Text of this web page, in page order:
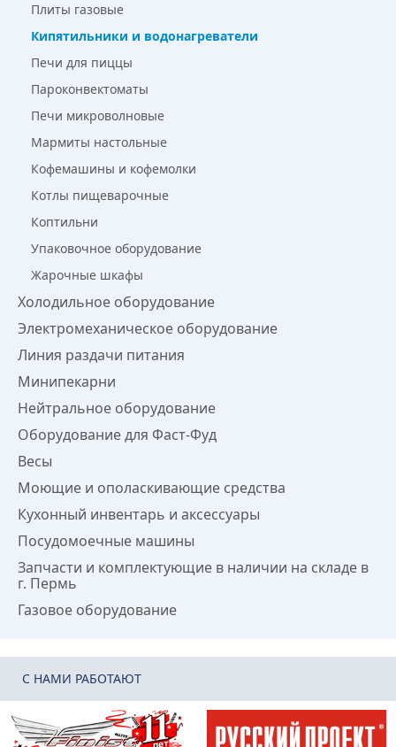
Плиты газовые
Кипятильники и водонагреватели
Печи для пиццы
Пароконвектоматы
Печи микроволновые
Мармиты настольные
Кофемашины и кофемолки
Котлы пищеварочные
Коптильни
Упаковочное оборудование
Жарочные шкафы
Холодильное оборудование
Электромеханическое оборудование
Линия раздачи питания
Минипекарни
Нейтральное оборудование
Оборудование для Фаст-Фуд
Весы
Моющие и ополаскивающие средства
Кухонный инвентарь и аксессуары
Посудомоечные машины
Запчасти и комплектующие в наличии на складе в
г. Пермь
Газовое оборудование
C НАМИ РАБОТАЮТ